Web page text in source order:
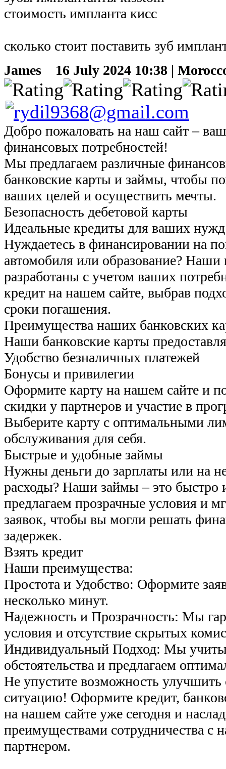
стоимость импланта кисс
сколько стоит поставить зуб
James
16 July 2024 10:38 |
Добро пожаловать на наш сайт –
финансовых потребностей!
Мы предлагаем различные
банковские карты и займы, чтобы
ваших целей и осуществить мечты.
Безопасность дебетовой карты
Идеальные кредиты для ваших нужд
Нуждаетесь в финансировании на
автомобиля или образование?
разработаны с учетом ваших
кредит на нашем сайте, выбрав
сроки погашения.
Преимущества наших банковских
Наши банковские карты
Удобство безналичных платежей
Бонусы и привилегии
Оформите карту на нашем сайте и
скидки у партнеров и участие в
Выберите карту с оптимальными
обслуживания для себя.
Быстрые и удобные займы
Нужны деньги до зарплаты или на
расходы? Наши займы – это
предлагаем прозрачные условия и
заявок, чтобы вы могли решать
задержек.
Взять кредит
Наши преимущества:
Простота и Удобство: Оформите
несколько минут.
Надежность и Прозрачность: Мы
условия и отсутствие скрытых
Индивидуальный Подход: Мы
обстоятельства и предлагаем
Не упустите возможность
ситуацию! Оформите кредит,
на нашем сайте уже сегодня и
преимуществами сотрудничества
партнером.